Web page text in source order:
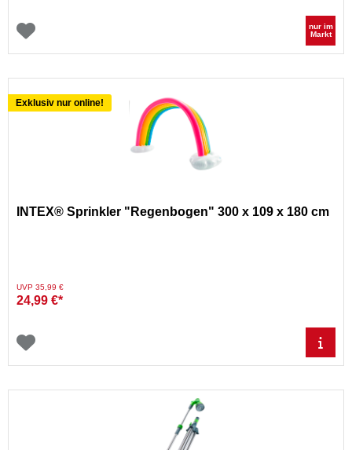
nur im
Markt
Exklusiv nur online!
INTEX® Sprinkler "Regenbogen" 300 x 109 x 180 cm
Preis reduziert von
UVP 35,99 €auf
24,99 €*